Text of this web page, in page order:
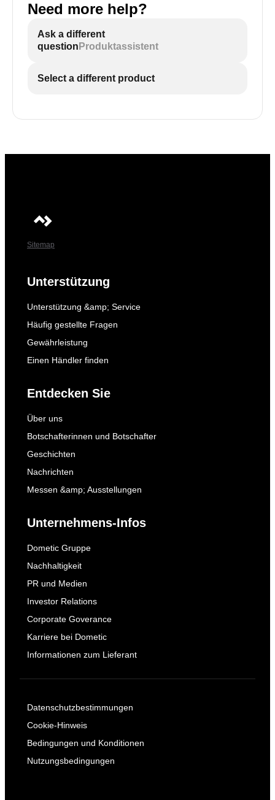
Need more help?
Ask a different
question Produktassistent
Select a different product
Sitemap
Unterstützung
Unterstützung &amp; Service
Häufig gestellte Fragen
Gewährleistung
Einen Händler finden
Entdecken Sie
Über uns
Botschafterinnen und Botschafter
Geschichten
Nachrichten
Messen &amp; Ausstellungen
Unternehmens-Infos
Dometic Gruppe
Nachhaltigkeit
PR und Medien
Investor Relations
Corporate Goverance
Karriere bei Dometic
Informationen zum Lieferant
Datenschutzbestimmungen
Cookie-Hinweis
Bedingungen und Konditionen
Nutzungsbedingungen